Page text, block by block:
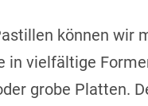
können wir
in vielfältige
grobe Platten.